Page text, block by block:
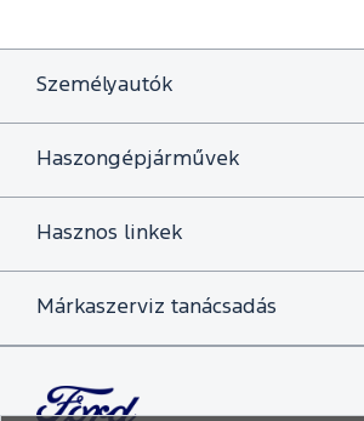
Személyautók
Haszongépjárművek
Hasznos linkek
Márkaszerviz tanácsadás